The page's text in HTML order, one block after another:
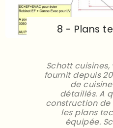
8 - Plans
Schott
fournit depuis
de
détaillés. A
construction
les plans
équipée.